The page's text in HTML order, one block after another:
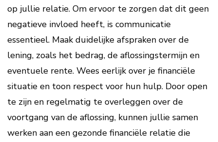
op jullie relatie. Om ervoor te zorgen dat dit geen
negatieve invloed heeft, is communicatie
essentieel. Maak duidelijke afspraken over de
lening, zoals het bedrag, de aflossingstermijn en
eventuele rente. Wees eerlijk over je financiële
situatie en toon respect voor hun hulp. Door open
te zijn en regelmatig te overleggen over de
voortgang van de aflossing, kunnen jullie samen
werken aan een gezonde financiële relatie die